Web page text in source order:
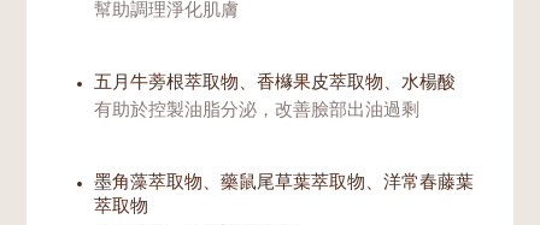
幫助調理淨化肌膚
五月牛蒡根萃取物、香櫞果皮萃取物、水楊酸
有助於控製油脂分泌，改善臉部出油過剩
墨角藻萃取物、藥鼠尾草葉萃取物、洋常春藤葉
萃取物